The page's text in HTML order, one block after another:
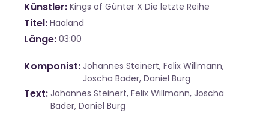
Künstler Kings of Günter X Die letzte Reihe
Titel Haaland
Länge 03:00
Komponist Johannes Steinert, Felix Willmann,
Joscha Bader, Daniel Burg
Text Johannes Steinert, Felix Willmann, Joscha
Bader, Daniel Burg